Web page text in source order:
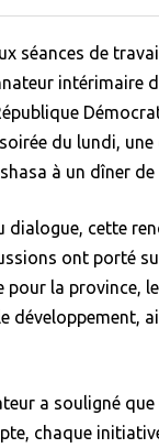
séances de
intérimaire
du lundi,
à un dîner
dialogue, cette
ont porté
la province,
développement,
a souligné
chaque